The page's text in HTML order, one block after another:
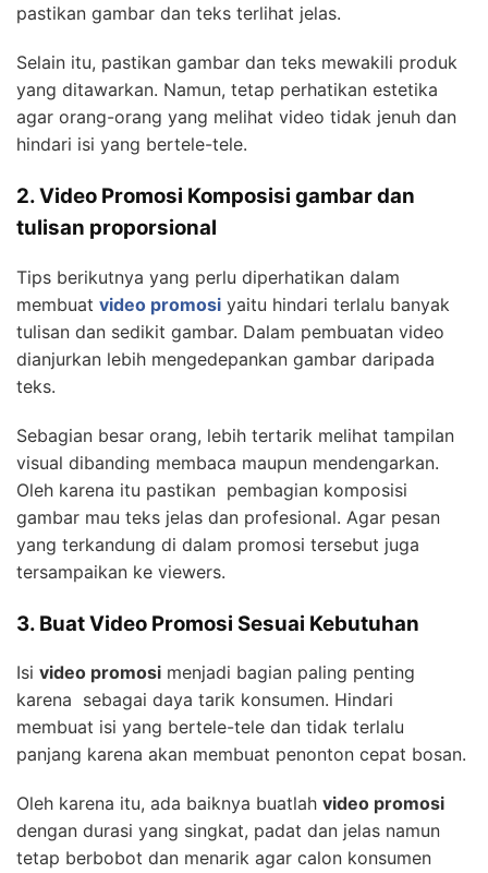
pastikan gambar dan teks terlihat jelas.
Selain itu, pastikan gambar dan teks mewakili produk
yang ditawarkan. Namun, tetap perhatikan estetika
agar orang-orang yang melihat video tidak jenuh dan
hindari isi yang bertele-tele.
2. Video Promosi Komposisi gambar dan
tulisan proporsional
Tips berikutnya yang perlu diperhatikan dalam
membuat video promosi yaitu hindari terlalu banyak
tulisan dan sedikit gambar. Dalam pembuatan video
dianjurkan lebih mengedepankan gambar daripada
teks.
Sebagian besar orang, lebih tertarik melihat tampilan
visual dibanding membaca maupun mendengarkan.
Oleh karena itu pastikan pembagian komposisi
gambar mau teks jelas dan profesional. Agar pesan
yang terkandung di dalam promosi tersebut juga
tersampaikan ke viewers.
3. Buat Video Promosi Sesuai Kebutuhan
Isi video promosi menjadi bagian paling penting
karena sebagai daya tarik konsumen. Hindari
membuat isi yang bertele-tele dan tidak terlalu
panjang karena akan membuat penonton cepat bosan.
Oleh karena itu, ada baiknya buatlah video promosi
dengan durasi yang singkat, padat dan jelas namun
tetap berbobot dan menarik agar calon konsumen